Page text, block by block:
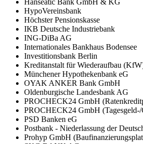
Hanseatic Bank GmbH & KG
HypoVereinsbank
Höchster Pensionskasse
IKB Deutsche Industriebank
ING-DiBa AG
Internationales Bankhaus Bodensee
Investitionsbank Berlin
Kreditanstalt für Wiederaufbau
Münchener Hypothekenbank eG
OYAK ANKER Bank GmbH
Oldenburgische Landesbank AG
PROCHECK24 GmbH
PROCHECK24 GmbH
PSD Banken eG
Postbank - Niederlassung der
Prohyp GmbH